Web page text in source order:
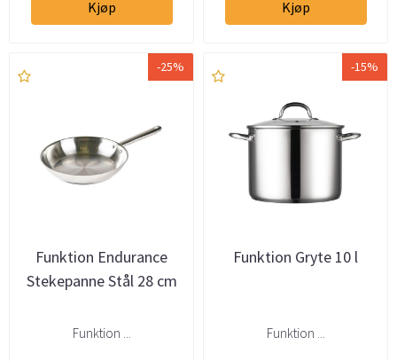
Kjøp Kjøp
-25%
Funktion Endurance
Stekepanne Stål 28 cm
Funktion ...
-15%
Funktion Gryte 10 l
Funktion ...